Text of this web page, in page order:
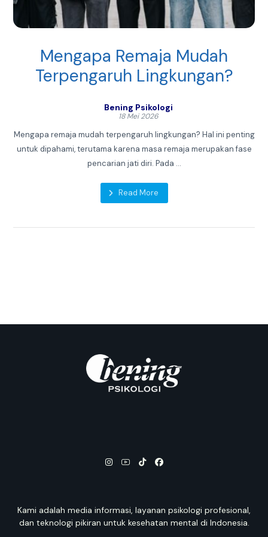
Mengapa Remaja Mudah
Terpengaruh Lingkungan?
Bening Psikologi
18 Mei 2026
Mengapa remaja mudah terpengaruh lingkungan? Hal ini penting
untuk dipahami, terutama karena masa remaja merupakan fase
pencarian jati diri. Pada ...
Read More
Kami adalah media informasi, layanan psikologi profesional,
dan teknologi pikiran untuk kesehatan mental di Indonesia.